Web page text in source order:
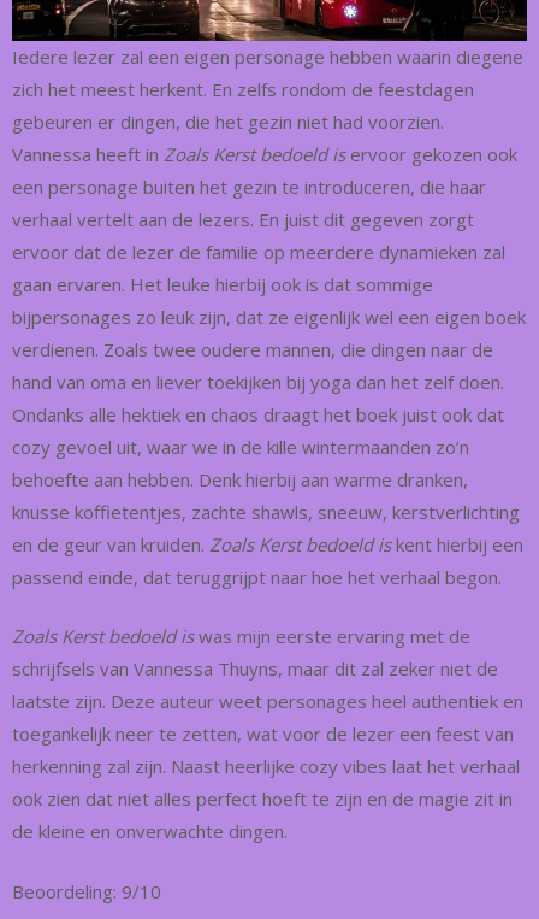
Iedere lezer zal een eigen personage hebben waarin diegene
zich het meest herkent. En zelfs rondom de feestdagen
gebeuren er dingen, die het gezin niet had voorzien.
Vannessa heeft in Zoals Kerst bedoeld is ervoor gekozen ook
een personage buiten het gezin te introduceren, die haar
verhaal vertelt aan de lezers. En juist dit gegeven zorgt
ervoor dat de lezer de familie op meerdere dynamieken zal
gaan ervaren. Het leuke hierbij ook is dat sommige
bijpersonages zo leuk zijn, dat ze eigenlijk wel een eigen boek
verdienen. Zoals twee oudere mannen, die dingen naar de
hand van oma en liever toekijken bij yoga dan het zelf doen.
Ondanks alle hektiek en chaos draagt het boek juist ook dat
cozy gevoel uit, waar we in de kille wintermaanden zo’n
behoefte aan hebben. Denk hierbij aan warme dranken,
knusse koffietentjes, zachte shawls, sneeuw, kerstverlichting
en de geur van kruiden. Zoals Kerst bedoeld iskent hierbij een
passend einde, dat teruggrijpt naar hoe het verhaal begon.
Zoals Kerst bedoeld iswas mijn eerste ervaring met de
schrijfsels van Vannessa Thuyns, maar dit zal zeker niet de
laatste zijn. Deze auteur weet personages heel authentiek en
toegankelijk neer te zetten, wat voor de lezer een feest van
herkenning zal zijn. Naast heerlijke cozy vibes laat het verhaal
ook zien dat niet alles perfect hoeft te zijn en de magie zit in
de kleine en onverwachte dingen.
Beoordeling: 9/10